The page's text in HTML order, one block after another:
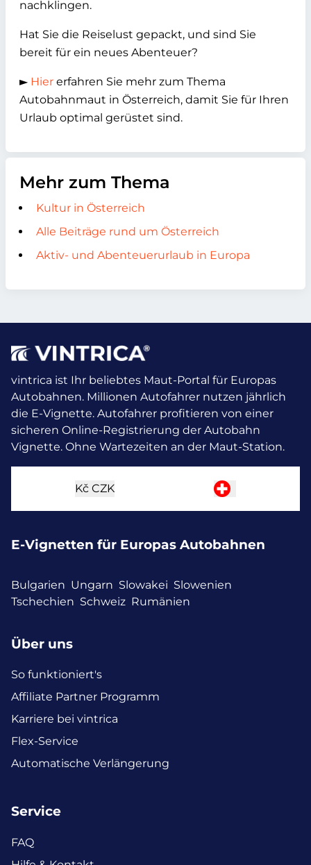
nachklingen.
Hat Sie die Reiselust gepackt, und sind Sie
bereit für ein neues Abenteuer?
► Hier erfahren Sie mehr zum Thema
Autobahnmaut in Österreich, damit Sie für Ihren
Urlaub optimal gerüstet sind.
Mehr zum Thema
Kultur in Österreich
Alle Beiträge rund um Österreich
Aktiv- und Abenteuerurlaub in Europa
vintrica ist Ihr beliebtes Maut-Portal für Europas
Autobahnen. Millionen Autofahrer nutzen jährlich
die E-Vignette. Autofahrer profitieren von einer
sicheren Online-Registrierung der Autobahn
Vignette. Ohne Wartezeiten an der Maut-Station.
Kč CZK
E-Vignetten für Europas Autobahnen
Bulgarien Ungarn Slowakei Slowenien
Tschechien Schweiz Rumänien
Über uns
So funktioniert's
Affiliate Partner Programm
Karriere bei vintrica
Flex-Service
Automatische Verlängerung
Service
FAQ